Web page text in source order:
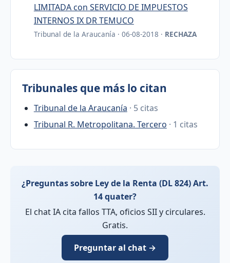
LIMITADA con SERVICIO DE IMPUESTOS
INTERNOS IX DR TEMUCO
Tribunal de la Araucanía · 06-08-2018 · RECHAZA
Tribunales que más lo citan
Tribunal de la Araucanía · 5 citas
Tribunal R. Metropolitana. Tercero · 1 citas
¿Preguntas sobre Ley de la Renta (DL 824) Art.
14 quater?
El chat IA cita fallos TTA, oficios SII y circulares.
Gratis.
Preguntar al chat →